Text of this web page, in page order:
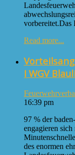
Read more...
I WGV
16:39 pm
97 % der
engagieren
des enormen